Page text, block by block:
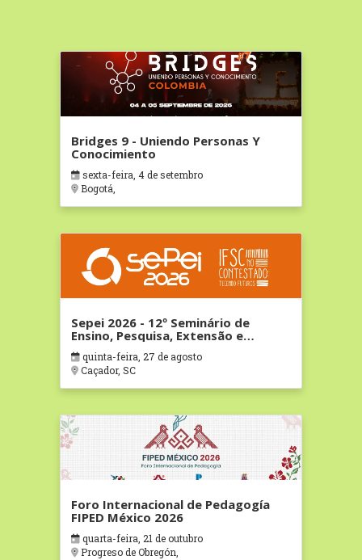
Bridges 9 - Uniendo Personas Y
Conocimiento
sexta-feira, 4 de setembro
Bogotá,
Sepei 2026 - 12º Seminário de
Ensino, Pesquisa, Extensão e
Inovação do IFSC
quinta-feira, 27 de agosto
Caçador, SC
Foro Internacional de Pedagogía
FIPED México 2026
quarta-feira, 21 de outubro
Progreso de Obregón,